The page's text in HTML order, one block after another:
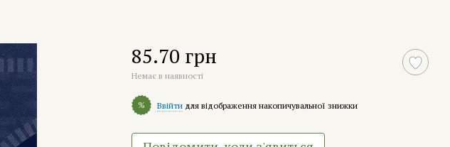
85.70 грн
Немає в наявності
% Ввійти для відображення накопичувальної знижки